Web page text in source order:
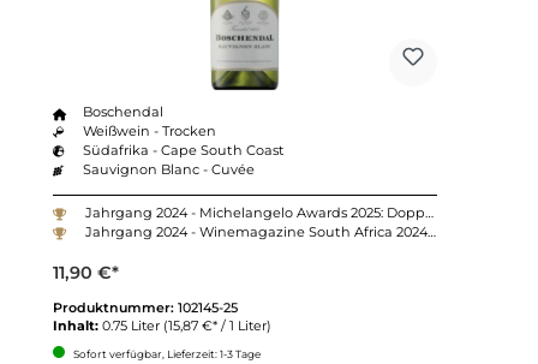
Boschendal
Weißwein - Trocken
Südafrika - Cape South Coast
Sauvignon Blanc - Cuvée
Jahrgang 2024 - Michelangelo Awards 2025: Doppel-Gold
Jahrgang 2024 - Winemagazine South Africa 2024: 89 Punkte
11,90 €*
Produktnummer: 102145-25
Inhalt: 0.75 Liter (15,87 €* / 1 Liter)
Sofort verfügbar, Lieferzeit: 1-3 Tage